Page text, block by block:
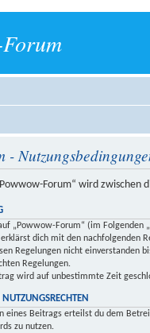
-
Forum“ wird zwischen
„Powwow-Forum“ (im Folgenden
dich mit den nachfolgenden
Regelungen nicht einverstanden
Regelungen.
wird auf unbestimmte Zeit
eines Beitrags erteilst du dem
zu nutzen.